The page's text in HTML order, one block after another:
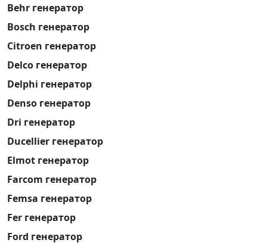
Behr генератор
Bosch генератор
Citroen генератор
Delco генератор
Delphi генератор
Denso генератор
Dri генератор
Ducellier генератор
Elmot генератор
Farcom генератор
Femsa генератор
Fer генератор
Ford генератор